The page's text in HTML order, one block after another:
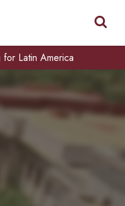
for Latin America